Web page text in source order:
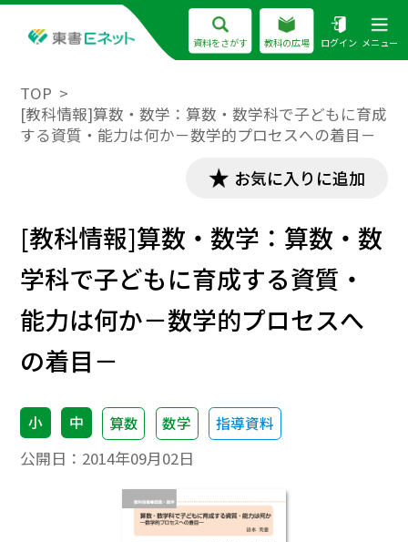
資料をさがす 教科の広場 ログイン メニュー
TOP
[教科情報]算数・数学：算数・数学科で子どもに育成
する資質・能力は何か－数学的プロセスへの着目－
お気に入りに追加
[教科情報]算数・数学：算数・数
学科で子どもに育成する資質・
能力は何か－数学的プロセスへ
の着目－
小 中 算数 数学 指導資料
公開日： 2014年09月02日